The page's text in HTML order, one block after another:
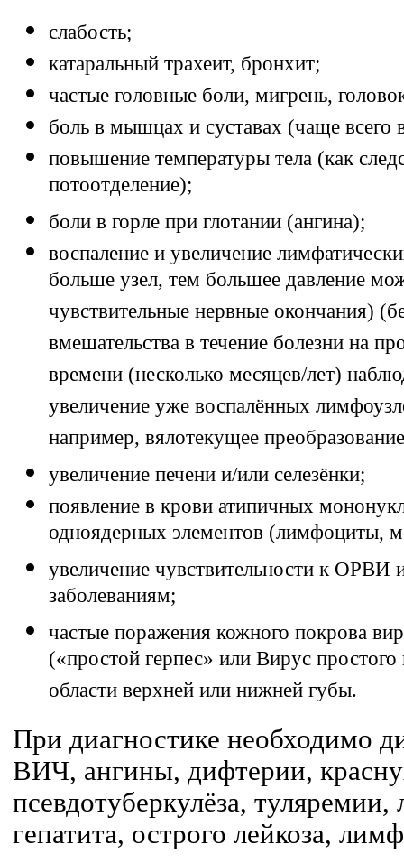
слабость;
катаральный трахеит, бронхит;
частые головные боли, мигрень,
боль в мышцах и суставах (чаще всего
повышение температуры тела (как
потоотделение);
боли в горле при глотании (ангина);
воспаление и увеличение
больше узел, тем большее давление
чувствительные нервные окончания)
вмешательства в течение болезни на
времени (несколько месяцев/лет)
увеличение уже воспалённых
например, вялотекущее
увеличение печени и/или селезёнки;
появление в крови атипичных
одноядерных элементов (лимфоциты,
увеличение чувствительности к ОРВИ
заболеваниям;
частые поражения кожного покрова
(«простой герпес» или Вирус
области верхней или нижней губы.
При диагностике необходимо
ВИЧ, ангины, дифтерии,
псевдотуберкулёза, туляремии,
гепатита, острого лейкоза,